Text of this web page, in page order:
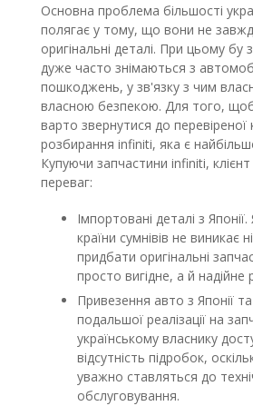
Основна проблема більшості
полягає у тому, що вони не
оригінальні деталі. При цьому бу
дуже часто знімаються з
пошкоджень, у зв'язку з чим
власною безпекою. Для того,
варто звернутися до перевіреної
розбирання infiniti, яка є
Купуючи запчастини infiniti,
переваг:
Імпортовані деталі з Японії.
країни сумнівів не виникає
придбати оригінальні
просто вигідне, а й надійне
Привезення авто з Японії
подальшої реалізації на
українському власнику
відсутність підробок,
уважно ставляться до
обслуговування.